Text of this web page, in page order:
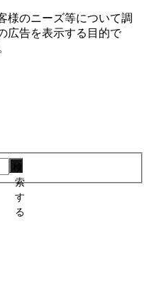
様のニーズ等について調
広告を表⽰する⽬的で
索
す
る